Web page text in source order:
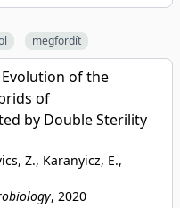
megfordít
of the
of
by Double Sterility
Z., Karanyicz, E.,
, 2020